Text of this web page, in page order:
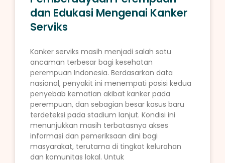
dan Edukasi Mengenai Kanker
Serviks
Kanker serviks masih menjadi salah satu
ancaman terbesar bagi kesehatan
perempuan Indonesia. Berdasarkan data
nasional, penyakit ini menempati posisi kedua
penyebab kematian akibat kanker pada
perempuan, dan sebagian besar kasus baru
terdeteksi pada stadium lanjut. Kondisi ini
menunjukkan masih terbatasnya akses
informasi dan pemeriksaan dini bagi
masyarakat, terutama di tingkat kelurahan
dan komunitas lokal. Untuk